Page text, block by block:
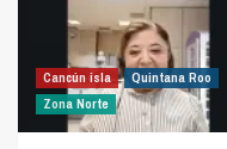
Cancún isla
Quintana Roo
Zona Norte